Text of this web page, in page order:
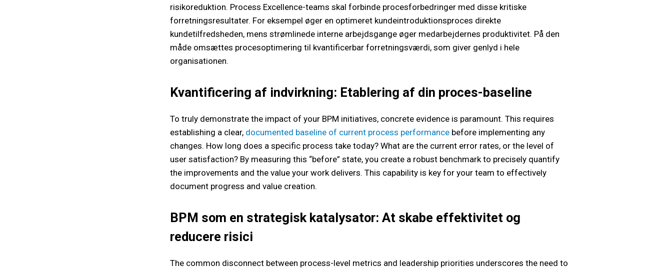
risikoreduktion. Process Excellence-teams skal forbinde procesforbedringer med disse kritiske
forretningsresultater. For eksempel øger en optimeret kundeintroduktionsproces direkte
kundetilfredsheden, mens strømlinede interne arbejdsgange øger medarbejdernes produktivitet. På den
måde omsættes procesoptimering til kvantificerbar forretningsværdi, som giver genlyd i hele
organisationen.
Kvantificering af indvirkning: Etablering af din proces-baseline
To truly demonstrate the impact of your BPM initiatives, concrete evidence is paramount. This requires
establishing a clear, documented baseline of current process performance before implementing any
changes. How long does a specific process take today? What are the current error rates, or the level of
user satisfaction? By measuring this “before” state, you create a robust benchmark to precisely quantify
the improvements and the value your work delivers. This capability is key for your team to effectively
document progress and value creation.
BPM som en strategisk katalysator: At skabe effektivitet og
reducere risici
The common disconnect between process-level metrics and leadership priorities underscores the need to